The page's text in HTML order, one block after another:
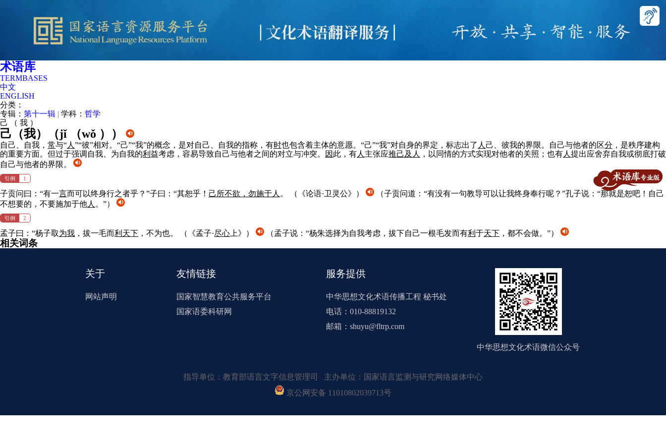
术语库
TERMBASES
中文
ENGLISH
分类：
专辑： 第十一辑 | 学科： 哲学
己
（ 我 ）
己（我）（jǐ （wǒ ） ）
自己、自我， 常与“人 ”“彼”相对。“己”“我”的概念，是对自己、自我的指称，有时也包含着主体的意愿。“己”“我”对自身的界定，标志出了 人 己、彼我的界限。自己与他者的区分 ，是秩序建构
的重要方面。但过于强调自我、为自我的利 益考虑，容易导致自己与他者之间的对立与冲突。 因 此，有人 主张应推己及 人 ，以同情的方式实现对他者的关照；也有人 提出应舍弃自我或彻底打破
自己与他者的界限。
引例 1
子贡问曰：“有一言而可以终身行之者乎？”子曰：“其恕乎！ 己所不欲 ，勿施于人 。 （《论语·卫灵公》）
（子贡问道：“有没有一句教导可以让我终身奉行呢？”孔子说：“那就是恕吧！自己
不想要的，不要施加于他人 。”）
引例 2
孟子曰：“杨子取为我 ，拔一毛而利 天下 ，不为也。 （《孟子·尽心 上》） （孟子说：“杨朱选择为自我考虑，拔下自己一根毛发而有利 于天下 ，都不会做。”）
相关词条
关于
网站声明
友情链接
国家智慧教育公共服务平台
国家语委科研网
服务提供
中华思想文化术语传播工程 秘书处
电话：010-88819132
邮箱：shuyu@fltrp.com
中华思想文化术语微信公众号
指导单位：教育部语言文字信息管理司 主办单位：国家语言监测与研究网络媒体中心
京公网安备 11010802039713号